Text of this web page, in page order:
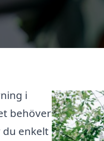
i
behöver
enkelt